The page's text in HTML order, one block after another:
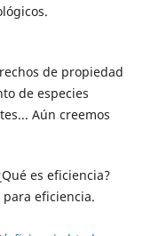
de propiedad
de especies
Aún creemos
es eficiencia?
eficiencia.